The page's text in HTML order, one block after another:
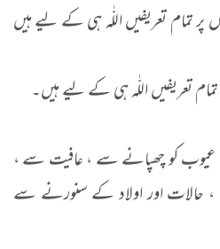
پر تمام تعریفیں اللّٰہ ہی کے لیے ہیں
تعریفیں اللّٰہ ہی کے لیے ہیں۔
کو چھپانے سے ، عافیت سے ،
اور اولاد کے سنورنے سے